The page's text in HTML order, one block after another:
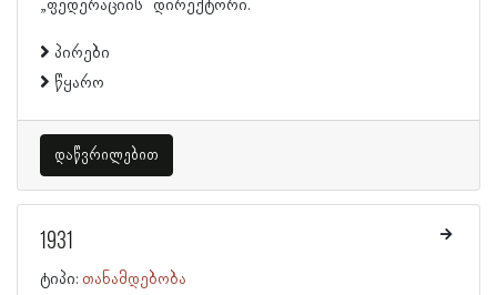
„ფედერაციის“ დირექტორი.
პირები
წყარო
დაწვრილებით
1931
ტიპი: თანამდებობა